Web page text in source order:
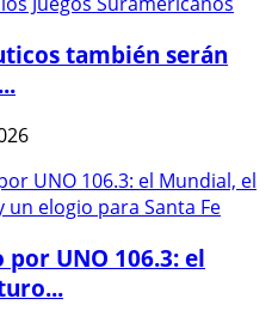
también serán
UNO 106.3: el